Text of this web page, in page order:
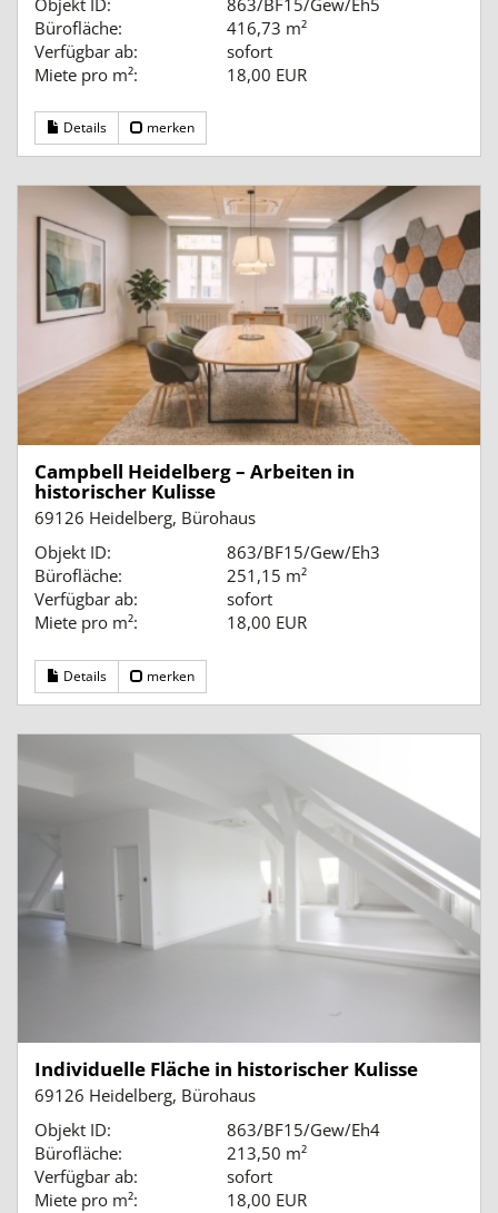
Bürofläche:
416,73 m²
Verfügbar ab:
sofort
Miete pro m²:
18,00 EUR
Details merken
Campbell Heidelberg – Arbeiten in
historischer Kulisse
69126 Heidelberg, Bürohaus
Objekt ID:
863/BF15/Gew/Eh3
Bürofläche:
251,15 m²
Verfügbar ab:
sofort
Miete pro m²:
18,00 EUR
Details merken
Individuelle Fläche in historischer Kulisse
69126 Heidelberg, Bürohaus
Objekt ID:
863/BF15/Gew/Eh4
Bürofläche:
213,50 m²
Verfügbar ab:
sofort
Miete pro m²:
18,00 EUR